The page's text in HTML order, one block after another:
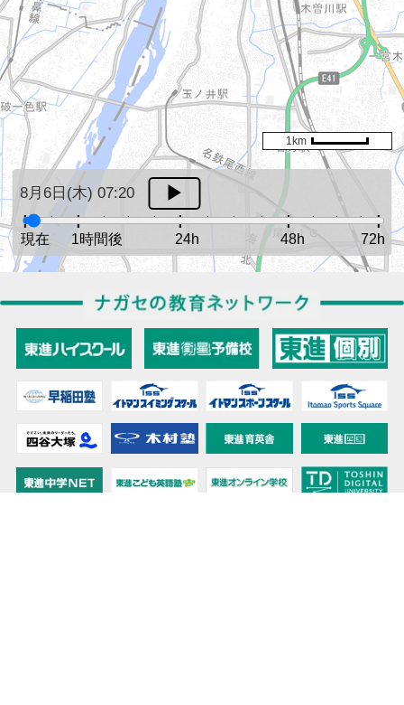
8月6日(木) 07:20
現在 1時間後 24h 48h 72h
1km